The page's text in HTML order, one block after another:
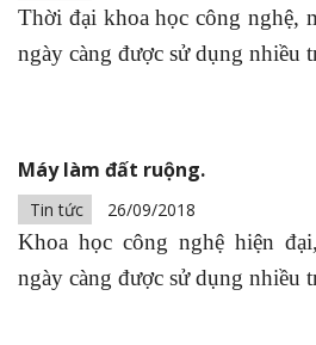
Thời đại khoa học công nghệ,
ngày càng được sử dụng nhiều
Máy làm đất ruộng.
Tin tức 26/09/2018
Khoa học công nghệ hiện
ngày càng được sử dụng nhiều